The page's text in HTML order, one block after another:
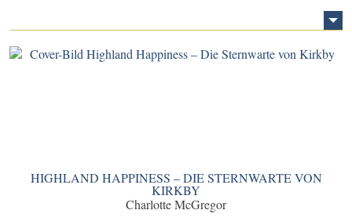
HIGHLAND HAPPINESS – DIE STERNWARTE VON
KIRKBY
Charlotte McGregor